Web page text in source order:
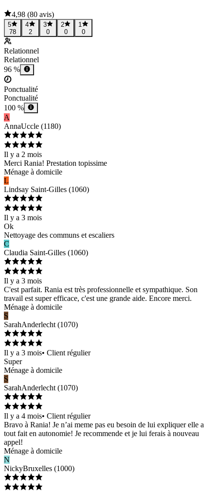
4,98 (80 avis)
5
78
4
2
3
0
2
0
1
0
Relationnel
Relationnel
96 %
Ponctualité
Ponctualité
100 %
A
AnnaUccle (1180)
Il y a 2 mois
Merci Rania! Prestation topissime
Ménage à domicile
L
Lindsay Saint-Gilles (1060)
Il y a 3 mois
Ok
Nettoyage des communs et escaliers
C
Claudia Saint-Gilles (1060)
Il y a 3 mois
C'est parfait. Rania est très professionnelle et sympathique. Son
travail est super efficace, c'est une grande aide. Encore merci.
Ménage à domicile
S
SarahAnderlecht (1070)
Il y a 3 mois• Client régulier
Super
Ménage à domicile
S
SarahAnderlecht (1070)
Il y a 4 mois• Client régulier
Bravo à Rania! Je n’ai meme pas eu besoin de lui expliquer elle a
tout fait en autonomie! Je recommende et je lui ferais à nouveau
appel!
Ménage à domicile
N
NickyBruxelles (1000)